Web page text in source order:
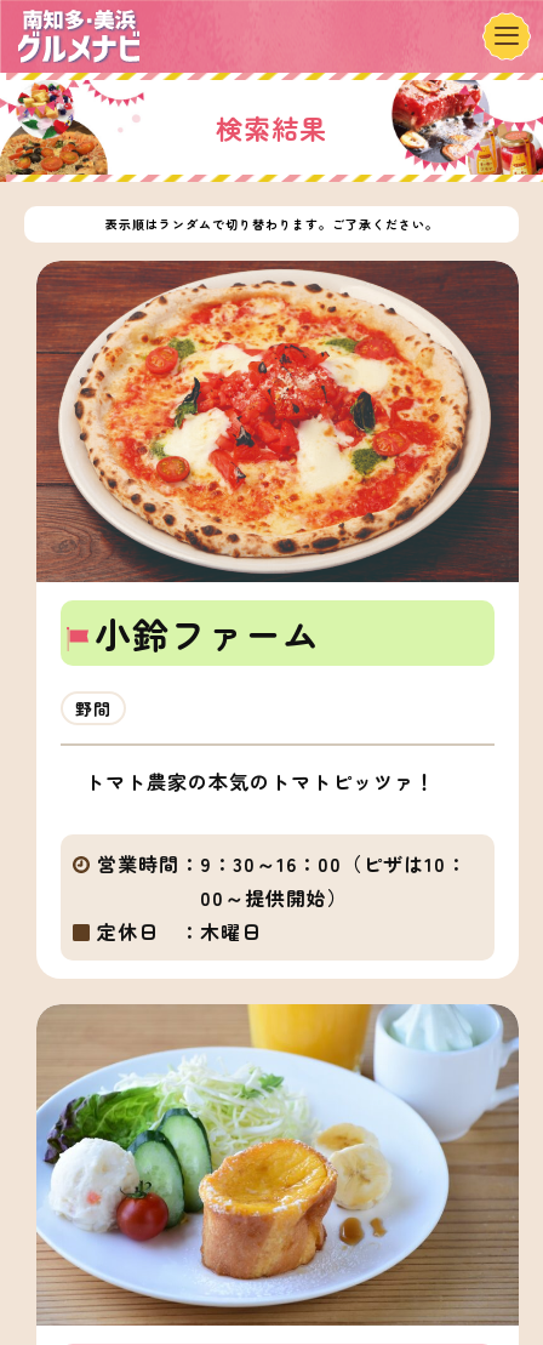
検索結果
表示順はランダムで切り替わります。ご了承ください。
小鈴ファーム
野間
トマト農家の本気のトマトピッツァ！
営業時間： 9：30～16：00（ピザは10：
00～提供開始）
定休日 ： 木曜日